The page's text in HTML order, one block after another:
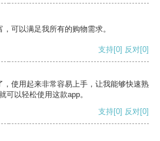
可以满足我所有的购物需求。
支持[0] 反对[0]
，使用起来非常容易上手，让我能够快速熟
可以轻松使用这款app。
支持[0] 反对[0]